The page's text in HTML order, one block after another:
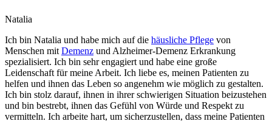
Natalia
Ich bin Natalia und habe mich auf die häusliche Pflege von
Menschen mit Demenz und Alzheimer-Demenz Erkrankung
spezialisiert. Ich bin sehr engagiert und habe eine große
Leidenschaft für meine Arbeit. Ich liebe es, meinen Patienten zu
helfen und ihnen das Leben so angenehm wie möglich zu gestalten.
Ich bin stolz darauf, ihnen in ihrer schwierigen Situation beizustehen
und bin bestrebt, ihnen das Gefühl von Würde und Respekt zu
vermitteln. Ich arbeite hart, um sicherzustellen, dass meine Patienten